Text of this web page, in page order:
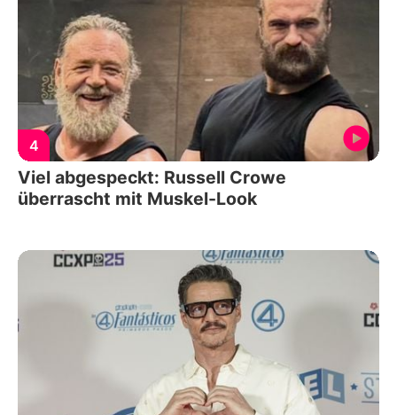
4
Viel abgespeckt: Russell Crowe
überrascht mit Muskel-Look